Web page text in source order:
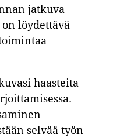
jatkuva
löydettävä
haasteita
selvää työn